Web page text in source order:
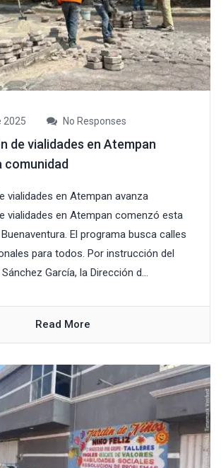
2025 No Responses
de vialidades en Atempan
comunidad
vialidades en Atempan avanza
vialidades en Atempan comenzó esta
El programa busca calles
para todos. Por instrucción del
García, la Dirección d...
Read More